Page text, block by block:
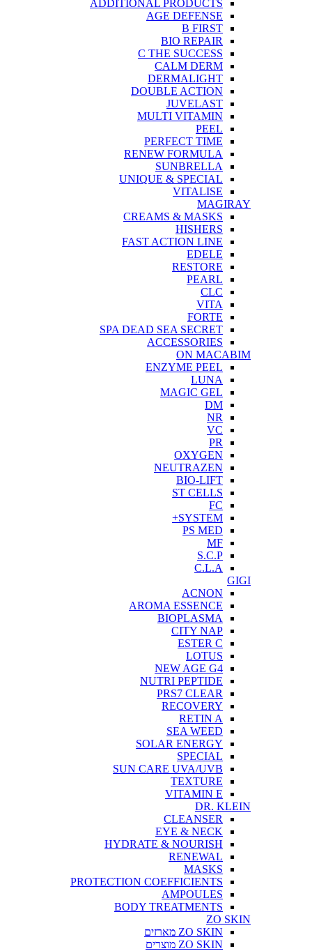
ADDITIONAL PRODUCTS
AGE DEFENSE
B FIRST
BIO REPAIR
C THE SUCCESS
CALM DERM
DERMALIGHT
DOUBLE ACTION
JUVELAST
MULTI VITAMIN
PEEL
PERFECT TIME
RENEW FORMULA
SUNBRELLA
UNIQUE & SPECIAL
VITALISE
MAGIRAY
CREAMS & MASKS
HISHERS
FAST ACTION LINE
EDELE
RESTORE
PEARL
CLC
VITA
FORTE
SPA DEAD SEA SECRET
ACCESSORIES
ON MACABIM
ENZYME PEEL
LUNA
MAGIC GEL
DM
NR
VC
PR
OXYGEN
NEUTRAZEN
BIO-LIFT
ST CELLS
FC
SYSTEM+
PS MED
MF
S.C.P
C.L.A
GIGI
ACNON
AROMA ESSENCE
BIOPLASMA
CITY NAP
ESTER C
LOTUS
NEW AGE G4
NUTRI PEPTIDE
PRS7 CLEAR
RECOVERY
RETIN A
SEA WEED
SOLAR ENERGY
SPECIAL
SUN CARE UVA/UVB
TEXTURE
VITAMIN E
DR. KLEIN
CLEANSER
EYE & NECK
HYDRATE & NOURISH
RENEWAL
MASKS
PROTECTION COEFFICIENTS
AMPOULES
BODY TREATMENTS
ZO SKIN
ZO SKIN מארזים
ZO SKIN מוצרים